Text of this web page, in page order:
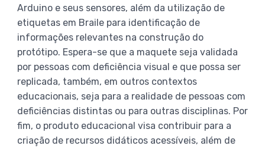
Arduino e seus sensores, além da utilização de
etiquetas em Braile para identificação de
informações relevantes na construção do
protótipo. Espera-se que a maquete seja validada
por pessoas com deficiência visual e que possa ser
replicada, também, em outros contextos
educacionais, seja para a realidade de pessoas com
deficiências distintas ou para outras disciplinas. Por
fim, o produto educacional visa contribuir para a
criação de recursos didáticos acessíveis, além de